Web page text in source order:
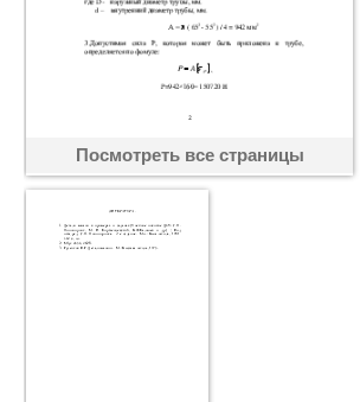
Посмотреть все страницы